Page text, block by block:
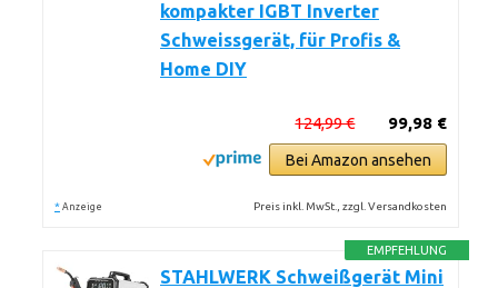
kompakter IGBT Inverter
Schweissgerät, für Profis &
Home DIY
99,98 €
124,99 €
Bei Amazon ansehen
* Anzeige Preis inkl. MwSt., zzgl. Versandkosten
EMPFEHLUNG
STAHLWERK Schweißgerät Mini